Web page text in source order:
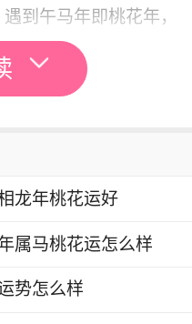
到午马年即桃花年，
于卯月、卯日或卯
到卯兔年即桃花年，
时辰，在现实中遇到
到酉鸡年即桃花年，
龙年桃花运好
属马桃花运怎么样
势怎么样